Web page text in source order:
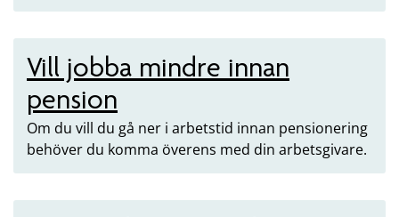
Vill jobba mindre innan
pension
Om du vill du gå ner i arbetstid innan pensionering
behöver du komma överens med din arbetsgivare.